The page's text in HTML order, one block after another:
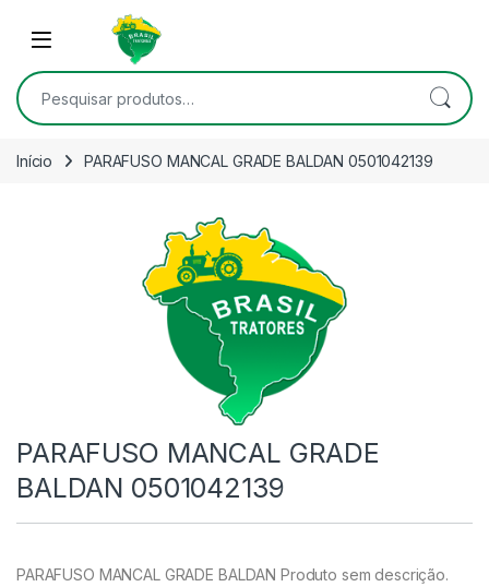
Skip to navigation
Open
Pesquisar por:
Início PARAFUSO MANCAL GRADE BALDAN 0501042139
PARAFUSO MANCAL GRADE
BALDAN 0501042139
PARAFUSO MANCAL GRADE BALDAN Produto sem descrição.